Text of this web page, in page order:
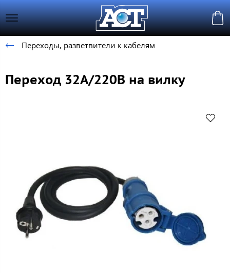
Переходы, разветвители к кабелям
Переход 32А/220В на вилку